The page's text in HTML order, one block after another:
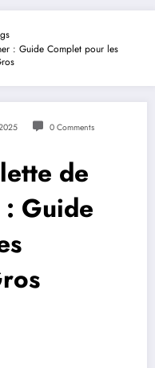
: Guide Complet pour les
0 Comments
de
Guide